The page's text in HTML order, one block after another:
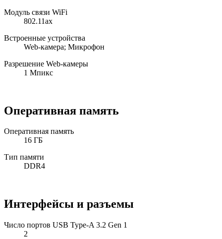
Модуль связи WiFi
802.11ax
Встроенные устройства
Web-камера; Микрофон
Разрешение Web-камеры
1 Мпикс
Оперативная память
Оперативная память
16 ГБ
Тип памяти
DDR4
Интерфейсы и разъемы
Число портов USB Type-A 3.2 Gen 1
2